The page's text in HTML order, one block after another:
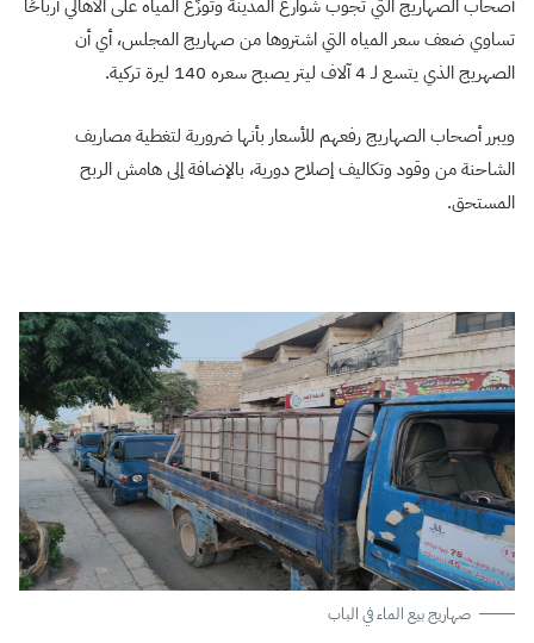
أصحاب الصهاريج التي تجوب شوارع المدينة وتوزّع المياه على الأهالي أرباحًا
تساوي ضعف سعر المياه التي اشتروها من صهاريج المجلس، أي أن
الصهريج الذي يتسع لـ 4 آلاف ليتر يصبح سعره 140 ليرة تركية.
ويبرر أصحاب الصهاريج رفعهم للأسعار بأنها ضرورية لتغطية مصاريف
الشاحنة من وقود وتكاليف إصلاح دورية، بالإضافة إلى هامش الربح
المستحق.
صهاريج بيع الماء في الباب